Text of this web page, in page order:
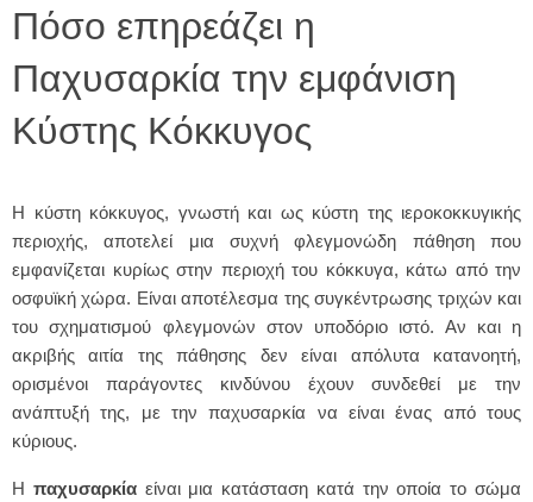
Πόσο επηρεάζει η
Παχυσαρκία την εμφάνιση
Κύστης Κόκκυγος
Η κύστη κόκκυγος, γνωστή και ως κύστη της ιεροκοκκυγικής
περιοχής, αποτελεί μια συχνή φλεγμονώδη πάθηση που
εμφανίζεται κυρίως στην περιοχή του κόκκυγα, κάτω από την
οσφυϊκή χώρα. Είναι αποτέλεσμα της συγκέντρωσης τριχών και
του σχηματισμού φλεγμονών στον υποδόριο ιστό. Αν και η
ακριβής αιτία της πάθησης δεν είναι απόλυτα κατανοητή,
ορισμένοι παράγοντες κινδύνου έχουν συνδεθεί με την
ανάπτυξή της, με την παχυσαρκία να είναι ένας από τους
κύριους.
Η παχυσαρκίαείναι μια κατάσταση κατά την οποία το σώμα